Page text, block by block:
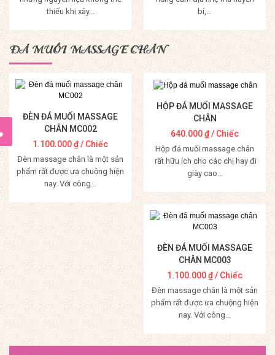
thiếu khi xây...
Mua Hàng
bí,...
Mua Hàng
ĐÁ MUỐI MASSAGE CHÂN
ĐÈN ĐÁ MUỐI MASSAGE
CHÂN MC002
1.100.000₫/ Chiếc
Đèn massage chân là một sản
phẩm rất được ưa chuộng hiện
nay. Với công...
Mua Hàng
HỘP ĐÁ MUỐI MASSAGE
CHÂN
640.000₫/ Chiếc
Hộp đá muối massage chân
rất hữu ích cho các chị hay đi
giày cao...
Mua Hàng
ĐÈN ĐÁ MUỐI MASSAGE
CHÂN MC003
1.100.000₫/ Chiếc
Đèn massage chân là một sản
phẩm rất được ưa chuộng hiện
nay. Với công...
Mua Hàng